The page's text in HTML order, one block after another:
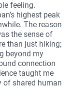
feeling.
highest peak
The reason
the sense of
than just hiking;
beyond my
connection
taught me
of shared human